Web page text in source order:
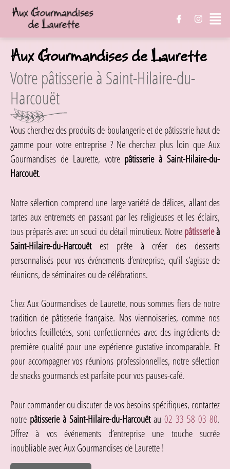
Aux Gourmandises de Laurette
Votre pâtisserie à Saint-Hilaire-du-
Harcouët
Vous cherchez des produits de boulangerie et de pâtisserie haut de
gamme pour votre entreprise ? Ne cherchez plus loin que Aux
Gourmandises de Laurette, votre pâtisserie à Saint-Hilaire-du-
Harcouët.
Notre sélection comprend une large variété de délices, allant des
tartes aux entremets en passant par les religieuses et les éclairs,
tous préparés avec un souci du détail minutieux. Notrepâtisserieà
Saint-Hilaire-du-Harcouëtest prête à créer des desserts
personnalisés pour vos événements d’entreprise, qu’il s’agisse de
réunions, de séminaires ou de célébrations.
Chez Aux Gourmandises de Laurette, nous sommes fiers de notre
tradition de pâtisserie française. Nos viennoiseries, comme nos
brioches feuilletées, sont confectionnées avec des ingrédients de
première qualité pour une expérience gustative incomparable. Et
pour accompagner vos réunions professionnelles, notre sélection
de snacks gourmands est parfaite pour vos pauses-café.
Pour commander ou discuter de vos besoins spécifiques, contactez
notre pâtisserie à Saint-Hilaire-du-Harcouëtau 02 33 58 03 80.
Offrez à vos événements d’entreprise une touche sucrée
inoubliable avec Aux Gourmandises de Laurette !